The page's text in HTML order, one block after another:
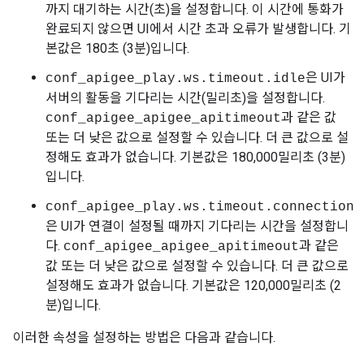
까지 대기하는 시간(초)을 설정합니다. 이 시간에 통화가
완료되지 않으면 UI에서 시간 초과 오류가 발생합니다. 기
본값은 180초 (3분)입니다.
conf_apigee_play.ws.timeout.idle은 UI가
서버의 활동을 기다리는 시간(밀리초)을 설정합니다.
conf_apigee_apigee_apitimeout과 같은 값
또는 더 낮은 값으로 설정할 수 있습니다. 더 큰 값으로 설
정해도 효과가 없습니다. 기본값은 180,000밀리초 (3분)
입니다.
conf_apigee_play.ws.timeout.connection
은 UI가 연결이 설정될 때까지 기다리는 시간을 설정합니
다. conf_apigee_apigee_apitimeout과 같은
값 또는 더 낮은 값으로 설정할 수 있습니다. 더 큰 값으로
설정해도 효과가 없습니다. 기본값은 120,000밀리초 (2
분)입니다.
이러한 속성을 설정하는 방법은 다음과 같습니다.